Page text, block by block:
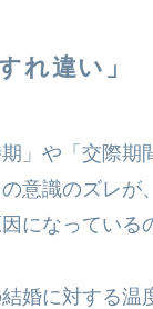
れ違い」
」や「交際期
意識のズレが
になっている
婚に対する温